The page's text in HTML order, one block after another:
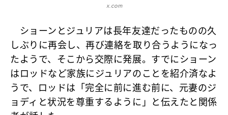
x.com
ショーンとジュリアは長年友達だったものの久
しぶりに再会し、再び連絡を取り合うようになっ
たようで、そこから交際に発展。すでにショーン
はロッドなど家族にジュリアのことを紹介済なよ
うで、ロッドは「完全に前に進む前に、元妻のジ
ョディと状況を尊重するように」と伝えたと関係